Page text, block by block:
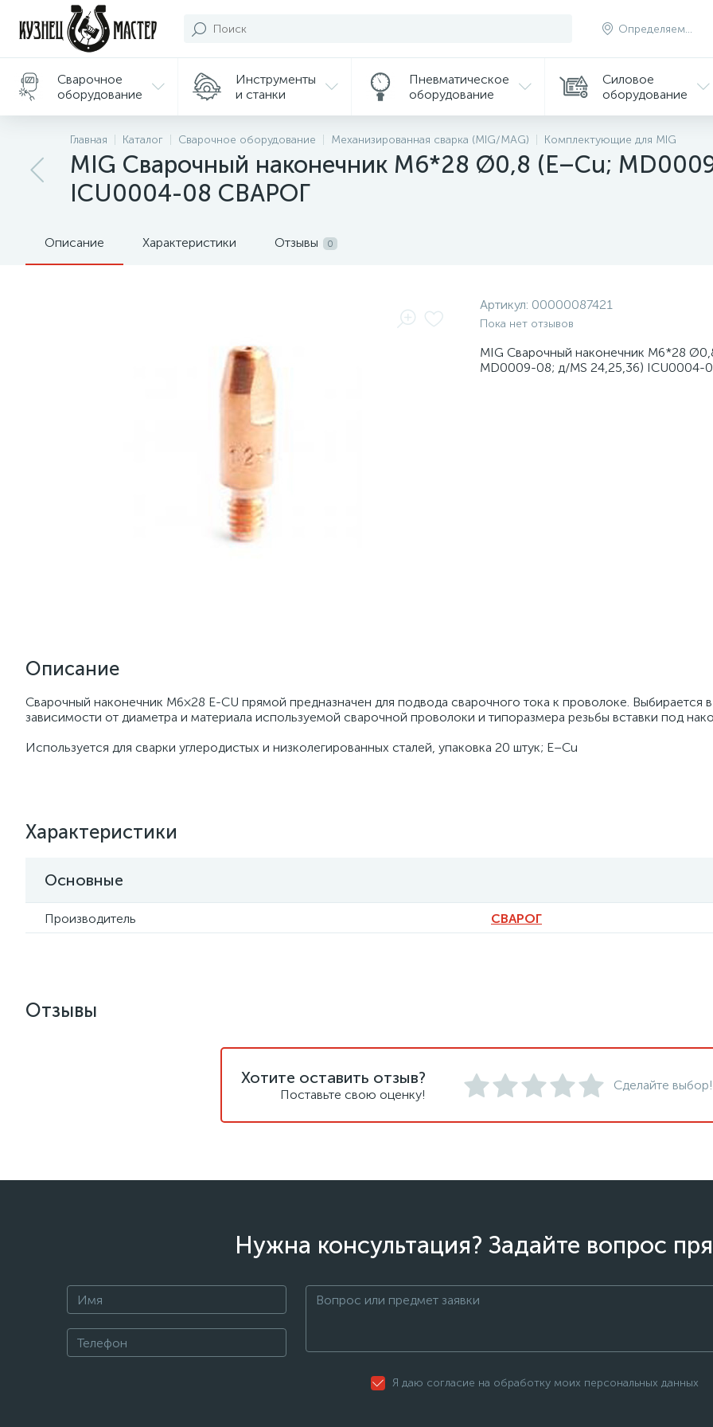
Определяем...
Сварочное
оборудование
Инструменты
и станки
Пневматическое
оборудование
Силовое
оборудование
Подарки/
Сувениры
Главная Каталог Сварочное оборудование Механизированная сварка (MIG/MAG) Комплектующие для MIG
MIG Сварочный наконечник М6*28 Ø0,8 (E–Cu;
ICU0004-08 СВАРОГ
Описание Характеристики Отзывы 0
Артикул: 00000087421
Пока нет отзывов
MIG Сварочный наконечник М6*28
MD0009-08; д/MS 24,25,36)
Описание
Сварочный наконечник M6×28 E-CU прямой предназначен для подвода сварочного тока к проволоке. Выбирается в
зависимости от диаметра и материала используемой сварочной проволоки и типоразмера резьбы вставки под
Используется для сварки углеродистых и низколегированных сталей, упаковка 20 штук; E–Cu
Характеристики
Основные
Производитель СВАРОГ
Отзывы
Хотите оставить отзыв?
Поставьте свою оценку!
Сделайте выбор!
Нужна консультация? Задайте вопрос
Я даю согласие на обработку моих персональных данных